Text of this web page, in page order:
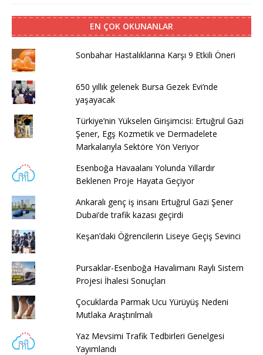
EN ÇOK OKUNANLAR
Sonbahar Hastalıklarına Karşı 9 Etkili Öneri
650 yıllık gelenek Bursa Gezek Evi’nde
yaşayacak
Türkiye’nin Yükselen Girişimcisi: Ertuğrul Gazi
Şener, Egş Kozmetik ve Dermadelete
Markalarıyla Sektöre Yön Veriyor
Esenboğa Havaalanı Yolunda Yıllardır
Beklenen Proje Hayata Geçiyor
Ankaralı genç iş insanı Ertuğrul Gazi Şener
Dubai’de trafik kazası geçirdi
Keşan’daki Öğrencilerin Liseye Geçiş Sevinci
Pursaklar-Esenboğa Havalimanı Raylı Sistem
Projesi İhalesi Sonuçları
Çocuklarda Parmak Ucu Yürüyüş Nedeni
Mutlaka Araştırılmalı
Yaz Mevsimi Trafik Tedbirleri Genelgesi
Yayımlandı